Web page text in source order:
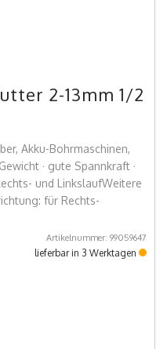
2-13mm 1/2
Akku-Bohrmaschinen,
· gute Spannkraft ·
und LinkslaufWeitere
für Rechts-
Artikelnummer: 99059647
lieferbar in 3 Werktagen